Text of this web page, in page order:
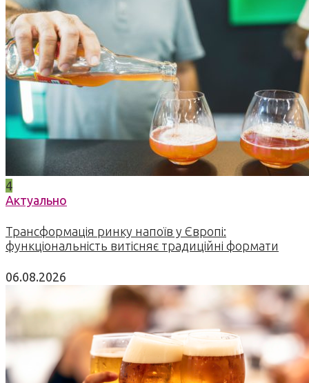
4
Актуально
Трансформація ринку напоїв у Європі:
функціональність витісняє традиційні формати
06.08.2026